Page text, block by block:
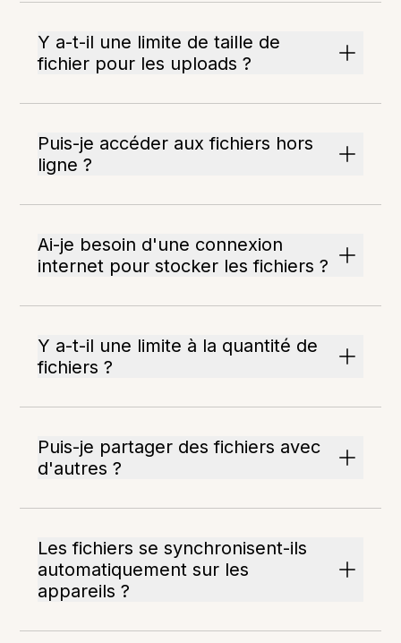
Y a-t-il une limite de taille de
fichier pour les uploads ?
Puis-je accéder aux fichiers hors
ligne ?
Ai-je besoin d'une connexion
internet pour stocker les fichiers ?
Y a-t-il une limite à la quantité de
fichiers ?
Puis-je partager des fichiers avec
d'autres ?
Les fichiers se synchronisent-ils
automatiquement sur les
appareils ?